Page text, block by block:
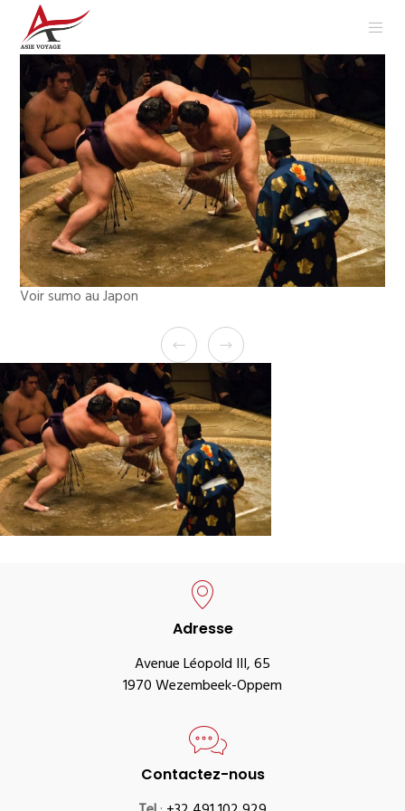
Voir sumo au Japon
Adresse
Avenue Léopold III, 65
1970 Wezembeek-Oppem
Contactez-nous